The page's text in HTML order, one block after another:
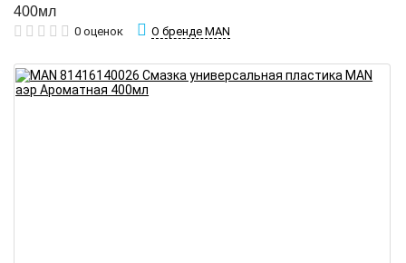
400мл
0 оценок О бренде MAN